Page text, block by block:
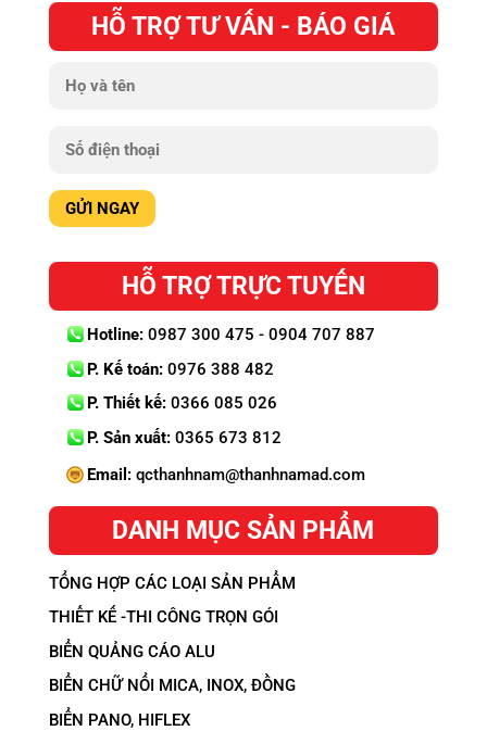
HỖ TRỢ TƯ VẤN - BÁO GIÁ
HỖ TRỢ TRỰC TUYẾN
Hotline:0987 300 475 - 0904 707 887
P. Kế toán:0976 388 482
P. Thiết kế:0366 085 026
P. Sản xuất:0365 673 812
Email:qcthanhnam@thanhnamad.com
DANH MỤC SẢN PHẨM
TỔNG HỢP CÁC LOẠI SẢN PHẨM
THIẾT KẾ -THI CÔNG TRỌN GÓI
BIỂN QUẢNG CÁO ALU
BIỂN CHỮ NỔI MICA, INOX, ĐỒNG
BIỂN PANO, HIFLEX